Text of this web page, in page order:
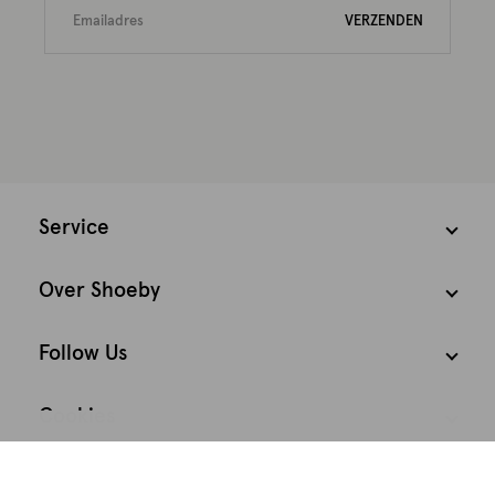
VERZENDEN
Service
Over Shoeby
Follow Us
Cookies